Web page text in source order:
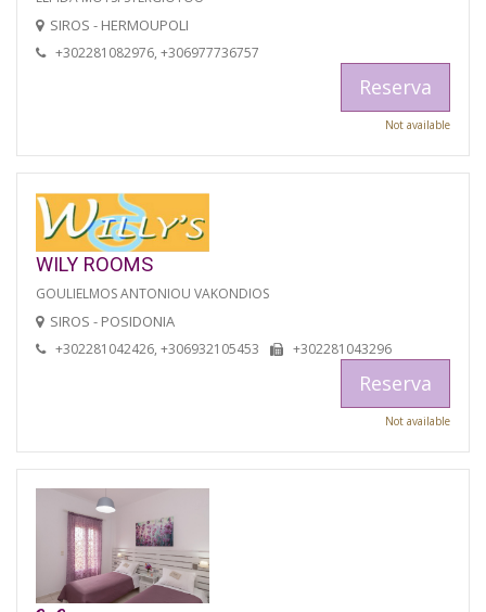
SIROS - HERMOUPOLI
+302281082976, +306977736757
Reserva
Not available
WILY ROOMS
GOULIELMOS ANTONIOU VAKONDIOS
SIROS - POSIDONIA
+302281042426, +306932105453 +302281043296
Reserva
Not available